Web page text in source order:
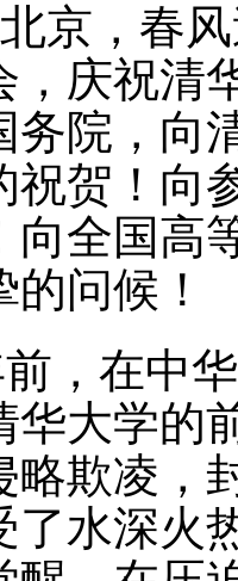
京，春
，庆祝清
务院，向
祝贺！向
向全国高
的问候！
，在中
华大学的
略欺凌，
了水深火